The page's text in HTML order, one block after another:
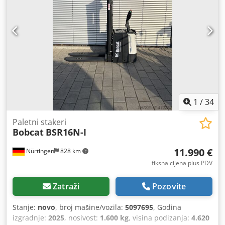
1 /34
Nürtingen 828 km
Paletni stakeri
Bobcat BSR16N-I
11.990 €
fiksna cijena plus PDV
Zatraži Pozovite
Stanje: novo, broj mašine/vozila: 5097695, Godina
izgradnje: 2025, nosivost: 1.600 kg, visina podizanja: 4.620